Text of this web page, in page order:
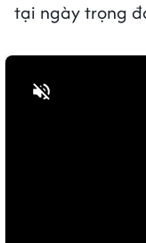
tại ngày trọng